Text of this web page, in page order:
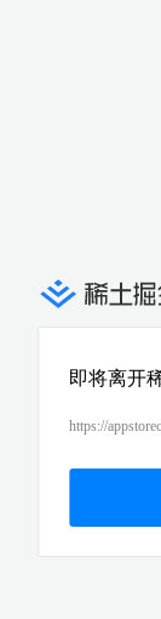
即将离开
https://